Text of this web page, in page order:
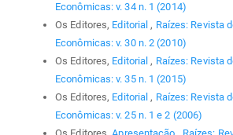
Econômicas: v. 34 n. 1 (2014)
Os Editores, Editorial, Raízes: Revista
Econômicas: v. 30 n. 2 (2010)
Os Editores, Editorial, Raízes: Revista
Econômicas: v. 35 n. 1 (2015)
Os Editores, Editorial, Raízes: Revista
Econômicas: v. 25 n. 1 e 2 (2006)